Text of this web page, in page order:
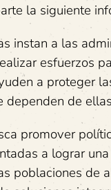
la siguiente
instan a las
esfuerzos
a proteger
dependen de
promover
a lograr
poblaciones de